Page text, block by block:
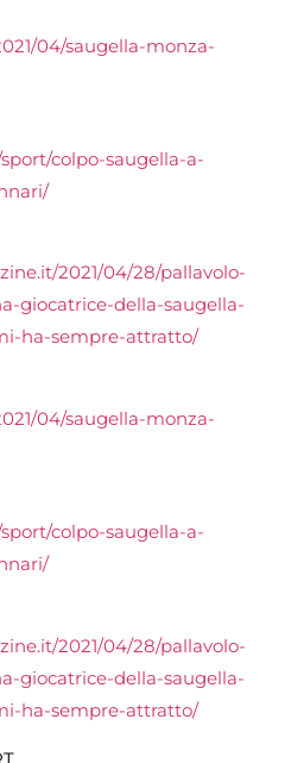
04/saugella-monza-
colpo-saugella-a-
2021/04/28/pallavolo-
giocatrice-della-saugella-
ha-sempre-attratto/
04/saugella-monza-
colpo-saugella-a-
2021/04/28/pallavolo-
giocatrice-della-saugella-
ha-sempre-attratto/